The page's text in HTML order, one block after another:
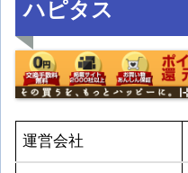
ハピタス
運営会社